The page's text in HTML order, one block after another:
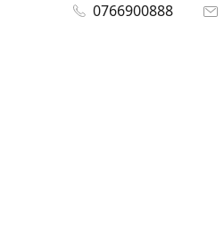
0766900888